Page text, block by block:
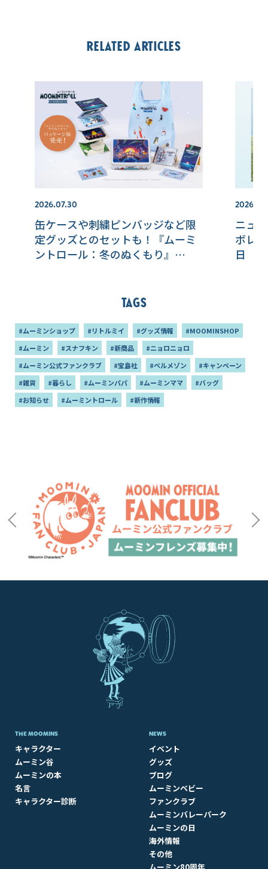
Related articles
2026.07.30
缶ケースや刺繍ピンバッジなど限
定グッズとのセットも！『ムーミ
ントロール：冬のぬくもり』
ニュ
ボレ
日（
Tags
#ムーミンショップ #リトルミイ #グッズ情報
#MOOMINSHOP
#ムーミン
#スナフキン #新商品
#ニョロニョロ
#ムーミン公式ファンクラブ
#宝島社 #ベルメゾン
#キャンペーン
#雑貨
#暮らし #ムーミンパパ #ムーミンママ
#バッグ
#お知らせ
#ムーミントロール #新作情報
THE MOOMINS
キャラクター
ムーミン谷
ムーミンの本
名言
キャラクター診断
NEWS
イベント
グッズ
ブログ
ムーミンベビー
ファンクラブ
ムーミンバレーパーク
ムーミンの日
海外情報
その他